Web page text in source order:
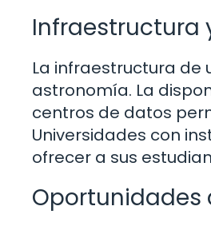
Infraestructura
La infraestructura de
astronomía. La
centros de datos
Universidades con
ofrecer a sus
Oportunidades